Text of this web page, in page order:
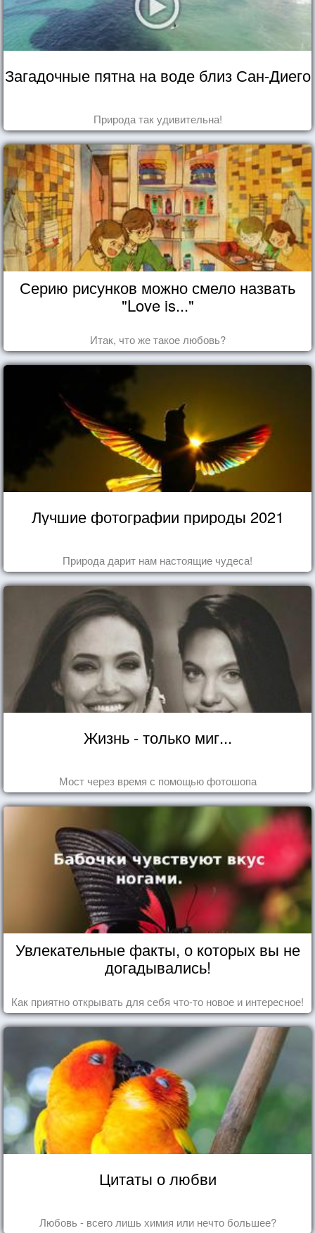
Загадочные пятна на воде близ Сан-Диего
Природа так удивительна!
Серию рисунков можно смело назвать
"Love is..."
Итак, что же такое любовь?
Лучшие фотографии природы 2021
Природа дарит нам настоящие чудеса!
Жизнь - только миг...
Мост через время с помощью фотошопа
Увлекательные факты, о которых вы не
догадывались!
Как приятно открывать для себя что-то новое и интересное!
Цитаты о любви
Любовь - всего лишь химия или нечто большее?